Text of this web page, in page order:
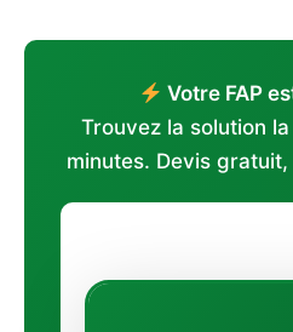
Votre FAP
Trouvez la solution
minutes. Devis